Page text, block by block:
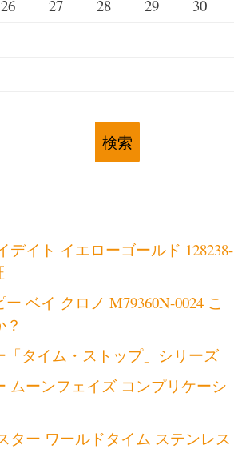
26 27 28 29
30
デイト イエローゴールド 128238-
ベイ クロノ M79360N-0024 こ
「タイム・ストップ」シリーズ
ムーンフェイズ コンプリケーシ
ター ワールドタイム ステンレス